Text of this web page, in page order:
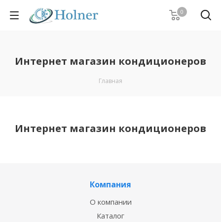
0
Интернет магазин кондиционеров
Главная
Интернет магазин кондиционеров
Компания
О компании
Каталог